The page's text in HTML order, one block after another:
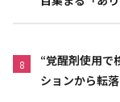
8
“覚醒剤使用で
ションから転